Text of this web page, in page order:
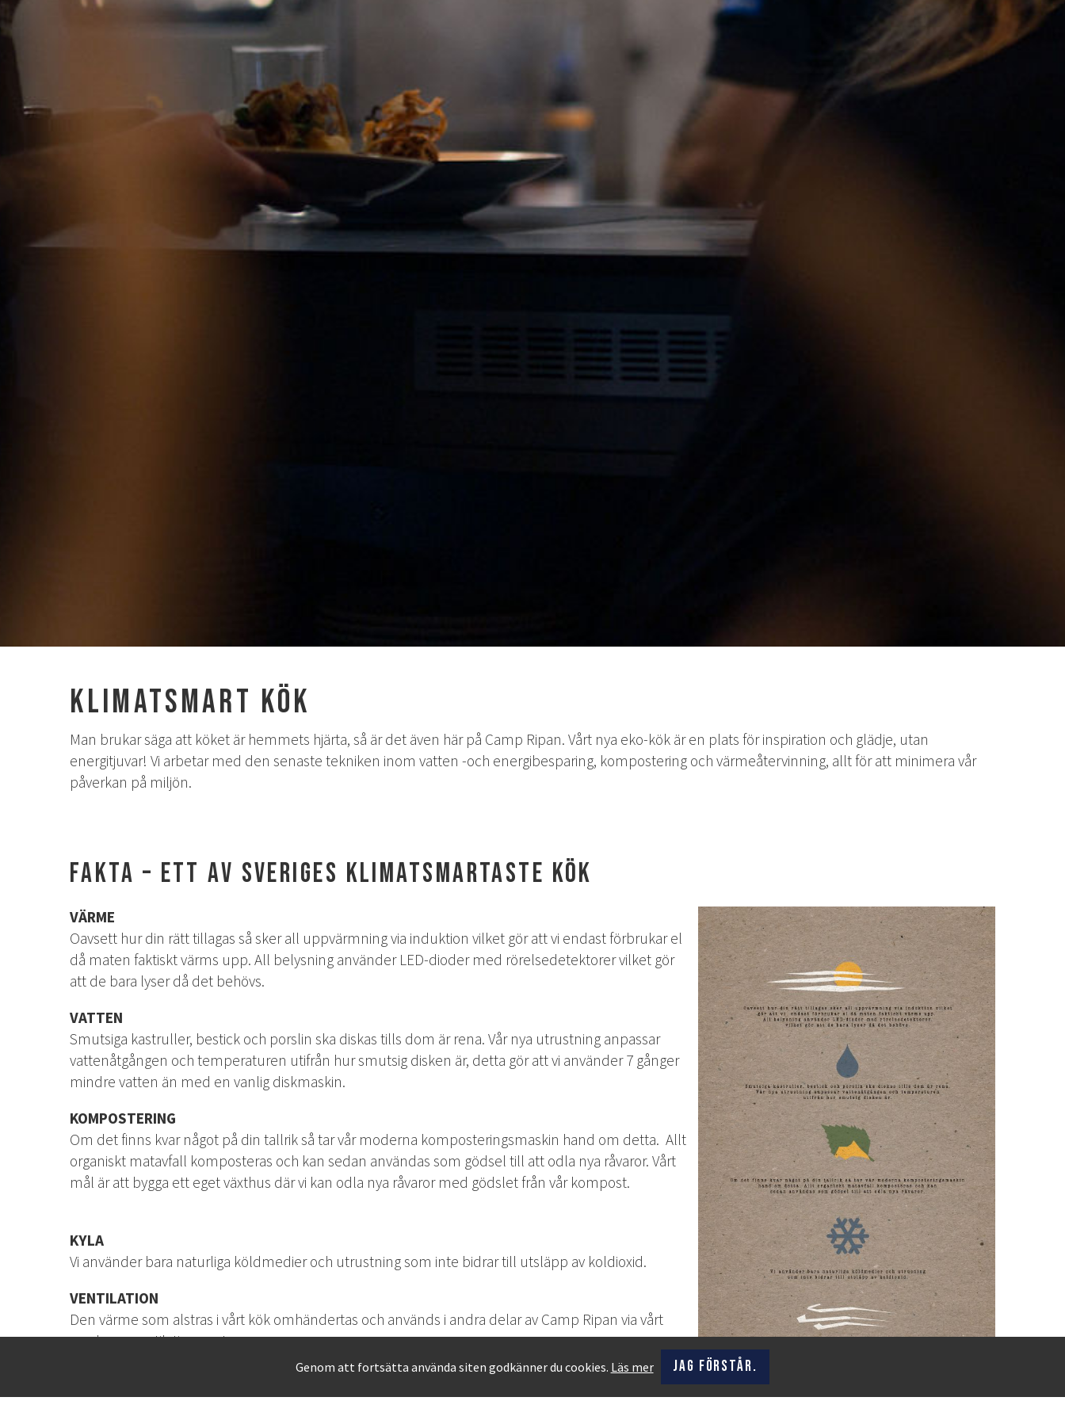
Klimatsmart kök
Man brukar säga att köket är hemmets hjärta, så är det även här på Camp Ripan. Vårt nya eko-kök är en plats för inspiration och glädje, utan
energitjuvar! Vi arbetar med den senaste tekniken inom vatten -och energibesparing, kompostering och värmeåtervinning, allt för att minimera vår
påverkan på miljön.
Fakta – ett av Sveriges klimatsmartaste kök
VÄRME
Oavsett hur din rätt tillagas så sker all uppvärmning via induktion vilket gör att vi endast förbrukar el
då maten faktiskt värms upp. All belysning använder LED-dioder med rörelsedetektorer vilket gör
att de bara lyser då det behövs.
VATTEN
Smutsiga kastruller, bestick och porslin ska diskas tills dom är rena. Vår nya utrustning anpassar
vattenåtgången och temperaturen utifrån hur smutsig disken är, detta gör att vi använder 7 gånger
mindre vatten än med en vanlig diskmaskin.
KOMPOSTERING
Om det finns kvar något på din tallrik så tar vår moderna komposteringsmaskin hand om detta. Allt
organiskt matavfall komposteras och kan sedan användas som gödsel till att odla nya råvaror. Vårt
mål är att bygga ett eget växthus där vi kan odla nya råvaror med gödslet från vår kompost.
KYLA
Vi använder bara naturliga köldmedier och utrustning som inte bidrar till utsläpp av koldioxid.
VENTILATION
Den värme som alstras i vårt kök omhändertas och används i andra delar av Camp Ripan via vårt
moderna ventilationssystem.
Genom att fortsätta använda siten godkänner du cookies. Läs mer Jag förstår.